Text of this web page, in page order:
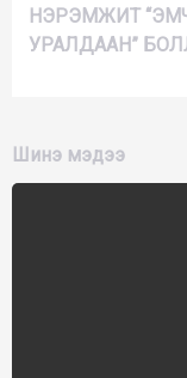
НЭРЭМЖИТ
УРАЛДААН”
Шинэ мэдээ